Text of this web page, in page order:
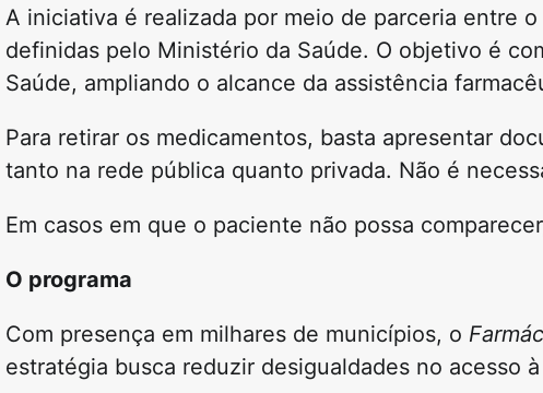
A iniciativa é realizada por meio de parceria entre
definidas pelo Ministério da Saúde. O objetivo é
Saúde, ampliando o alcance da assistência
Para retirar os medicamentos, basta apresentar
tanto na rede pública quanto privada. Não é
Em casos em que o paciente não possa
O programa
Com presença em milhares de municípios, o
estratégia busca reduzir desigualdades no acesso